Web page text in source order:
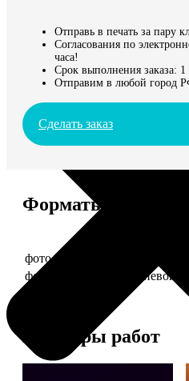
Отправь в печать за пару
Согласования по
часа!
Срок выполнения заказа: 1
Отправим в любой город
Сделать заказ
Форматы и цены
фото 30х40 в деревянной
фото 30х40 в алюминиевой
Примеры работ